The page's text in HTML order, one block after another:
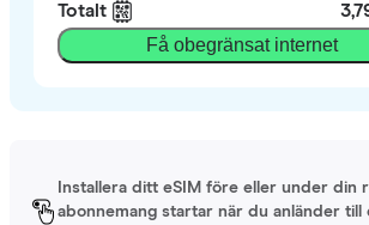
Totalt
Få obegränsat internet
Installera ditt eSIM före eller under din
abonnemang startar när du anländer till